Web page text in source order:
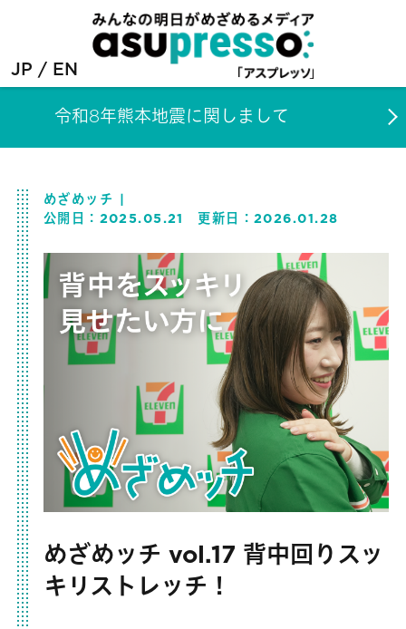
JP EN
令和8年熊本地震に関しまして
めざめッチ
公開日： 2025.05.21 更新日：2026.01.28
めざめッチ vol.17 背中回りスッ
キリストレッチ​！